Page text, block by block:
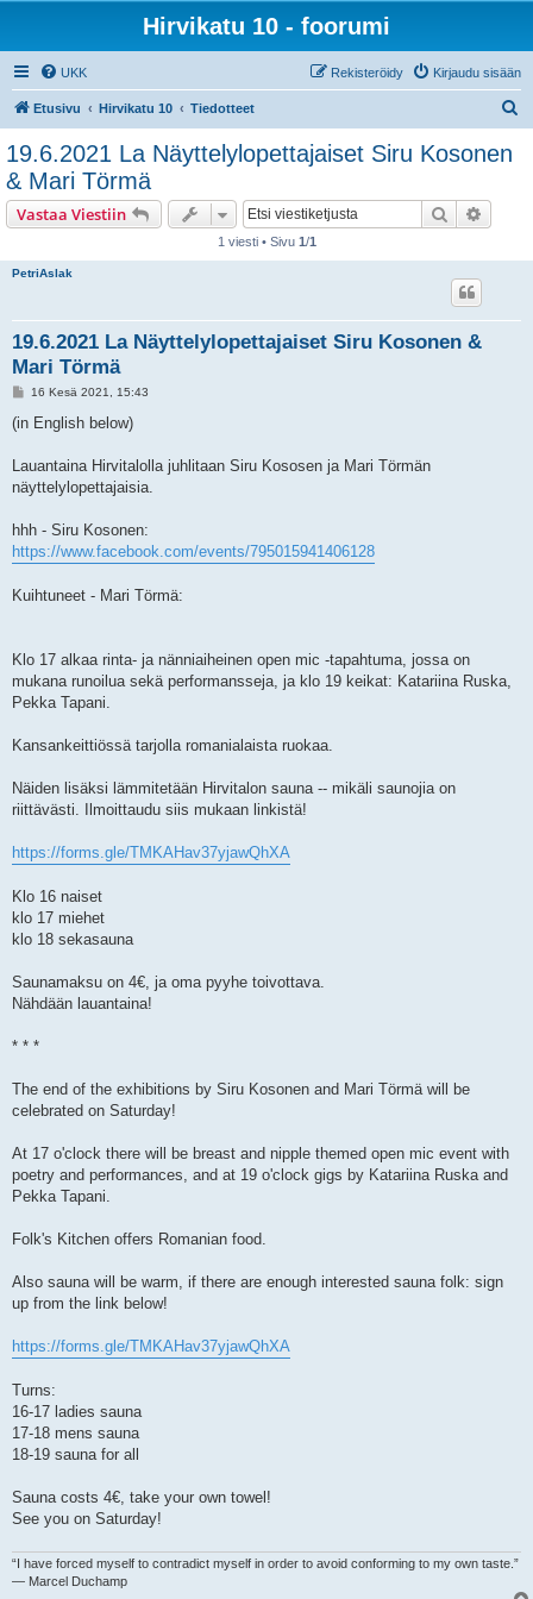
Hirvikatu 10 - foorumi
UKK Kirjaudu sisään
Rekisteröidy
Etusivu Hirvikatu 10 Tiedotteet
19.6.2021 La Näyttelylopettajaiset Siru Kosonen
& Mari Törmä
Vastaa Viestiin Etsi
1 viesti • Sivu 1/1
PetriAslak
19.6.2021 La Näyttelylopettajaiset Siru Kosonen &
Mari Törmä
V
e
i
16 Kesä 2021, 15:43
(in English below)
Lauantaina Hirvitalolla juhlitaan Siru Kososen ja Mari Törmän
näyttelylopettajaisia.
hhh - Siru Kosonen:
https://www.facebook.com/events/795015941406128
Kuihtuneet - Mari Törmä:
Klo 17 alkaa rinta- ja nänniaiheinen open mic -tapahtuma, jossa on
mukana runoilua sekä performansseja, ja klo 19 keikat: Katariina Ruska,
Pekka Tapani.
Kansankeittiössä tarjolla romanialaista ruokaa.
Näiden lisäksi lämmitetään Hirvitalon sauna -- mikäli saunojia on
riittävästi. Ilmoittaudu siis mukaan linkistä!
https://forms.gle/TMKAHav37yjawQhXA
Klo 16 naiset
klo 17 miehet
klo 18 sekasauna
Saunamaksu on 4€, ja oma pyyhe toivottava.
Nähdään lauantaina!
* * *
The end of the exhibitions by Siru Kosonen and Mari Törmä will be
celebrated on Saturday!
At 17 o'clock there will be breast and nipple themed open mic event with
poetry and performances, and at 19 o'clock gigs by Katariina Ruska and
Pekka Tapani.
Folk's Kitchen offers Romanian food.
Also sauna will be warm, if there are enough interested sauna folk: sign
up from the link below!
https://forms.gle/TMKAHav37yjawQhXA
Turns:
16-17 ladies sauna
17-18 mens sauna
18-19 sauna for all
Sauna costs 4€, take your own towel!
See you on Saturday!
“I have forced myself to contradict myself in order to avoid conforming to my own taste.”
― Marcel Duchamp